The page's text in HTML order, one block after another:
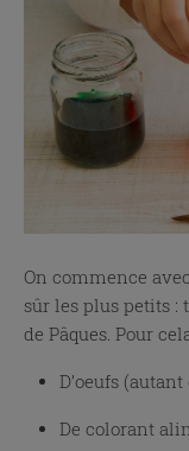
On commence
sûr les plus petits
de Pâques. Pour
D’oeufs
De colorant